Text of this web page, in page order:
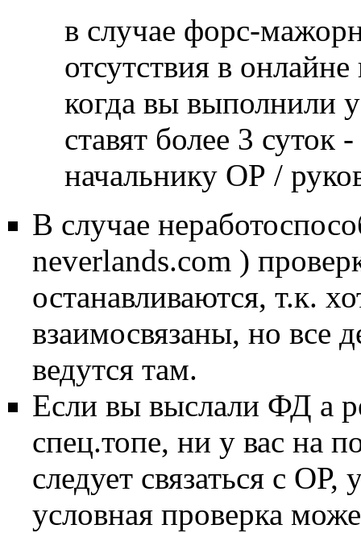
в случае форс-
отсутствия в
когда вы выполнили
ставят более 3
начальнику ОР /
В случае
neverlands.com )
останавливаются, т.к.
взаимосвязаны, но все
ведутся там.
Если вы выслали ФД а
спец.топе, ни у вас на
следует связаться с
условная проверка